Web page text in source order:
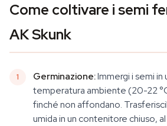
Come coltivare i semi
AK Skunk
Germinazione:Immergi i semi in
temperatura ambiente (20-22
finché non affondano.
umida in un contenitore chiuso,